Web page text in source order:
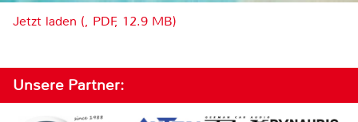
Jetzt laden (, PDF, 12.9 MB)
Unsere Partner: